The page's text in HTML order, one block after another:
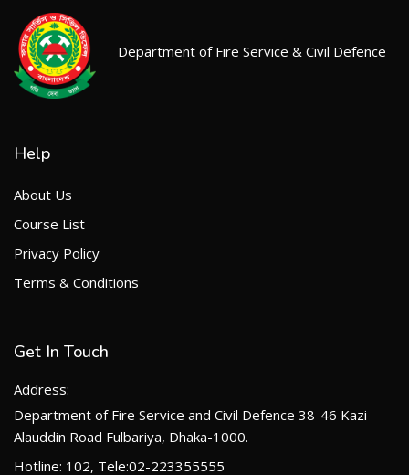
Department of Fire Service & Civil Defence
Help
About Us
Course List
Privacy Policy
Terms & Conditions
Get In Touch
Address:
Department of Fire Service and Civil Defence 38-46 Kazi
Alauddin Road Fulbariya, Dhaka-1000.
Hotline: 102, Tele:02-223355555